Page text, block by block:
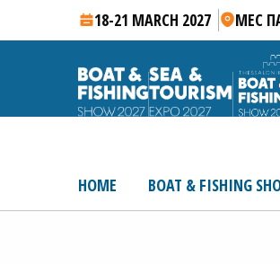
18-21 MARCH 2027 MEC
HOME BOAT & FISHING